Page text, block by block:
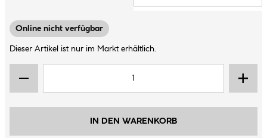
Online nicht verfügbar
Dieser Artikel ist nur im Markt erhältlich.
IN DEN WARENKORB